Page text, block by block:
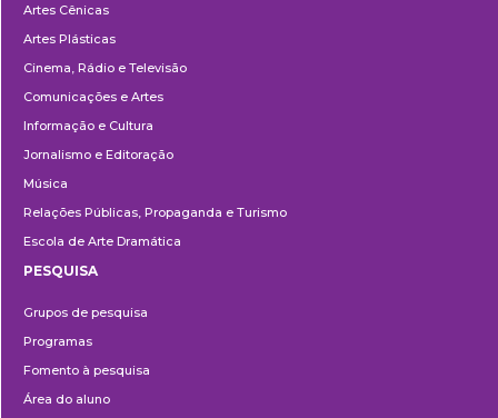
Artes Cênicas
Artes Plásticas
Cinema, Rádio e Televisão
Comunicações e Artes
Informação e Cultura
Jornalismo e Editoração
Música
Relações Públicas, Propaganda e Turismo
Escola de Arte Dramática
PESQUISA
Grupos de pesquisa
Programas
Fomento à pesquisa
Área do aluno